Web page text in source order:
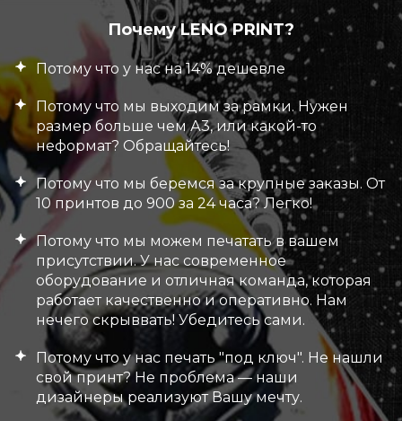
Почему LENO PRINT?
Потому что у нас на 14% дешевле
Потому что мы выходим за рамки. Нужен
размер больше чем А3, или какой-то
неформат? Обращайтесь!
Потому что мы беремся за крупные заказы. От
10 принтов до 900 за 24 часа? Легко!
Потому что мы можем печатать в вашем
присутствии. У нас современное
оборудование и отличная команда, которая
работает качественно и оперативно. Нам
нечего скрыввать! Убедитесь сами.
Потому что у нас печать "под ключ". Не нашли
свой принт? Не проблема — наши
дизайнеры реализуют Вашу мечту.